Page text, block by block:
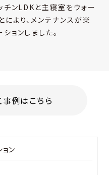
チンLDKと主寝室をウォー
より、メンテナンスが楽
ョンしました。
例はこちら
ン